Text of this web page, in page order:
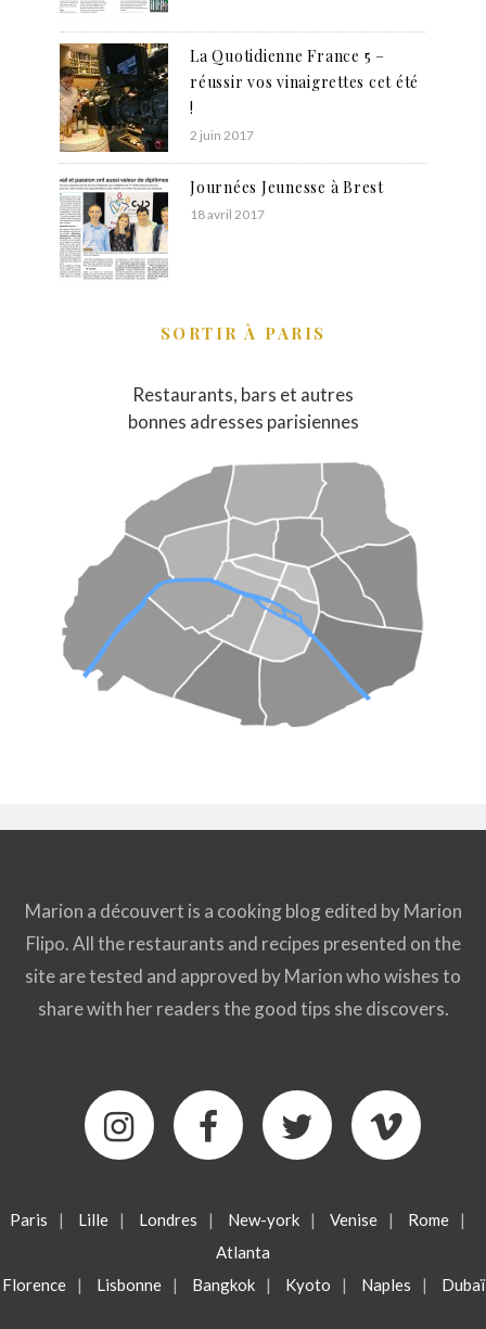
La Quotidienne France 5 –
réussir vos vinaigrettes cet été
!
2 juin 2017
Journées Jeunesse à Brest
18 avril 2017
SORTIR À PARIS
Restaurants, bars et autres
bonnes adresses parisiennes
Marion a découvert is a cooking blog edited by Marion
Flipo. All the restaurants and recipes presented on the
site are tested and approved by Marion who wishes to
share with her readers the good tips she discovers.
Paris | Lille | Londres | New-york | Venise | Rome
|
Atlanta
Florence
| Lisbonne | Bangkok | Kyoto | Naples | Dubaï